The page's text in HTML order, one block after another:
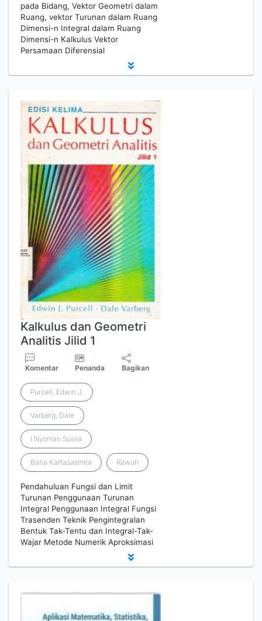
pada Bidang, Vektor Geometri dalam
Ruang, vektor Turunan dalam Ruang
Dimensi-n Integral dalam Ruang
Dimensi-n Kalkulus Vektor
Persamaan Diferensial
Kalkulus dan Geometri
Analitis Jilid 1
Komentar Penanda Bagikan
Purcell, Edwin J.
Varberg, Dale
I Nyoman Susila
Bana Kartasasmita Rawuh
Pendahuluan Fungsi dan Limit
Turunan Penggunaan Turunan
Integral Penggunaan Integral Fungsi
Trasenden Teknik Pengintegralan
Bentuk Tak-Tentu dan Integral-Tak-
Wajar Metode Numerik Aproksimasi